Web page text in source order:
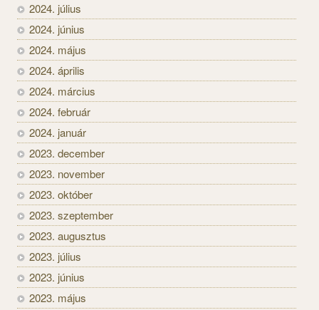
2024. július
2024. június
2024. május
2024. április
2024. március
2024. február
2024. január
2023. december
2023. november
2023. október
2023. szeptember
2023. augusztus
2023. július
2023. június
2023. május